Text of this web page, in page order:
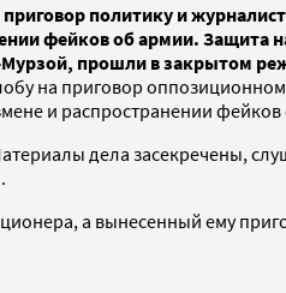
политику и
фейков об армии.
Мурзой, прошли в закрытом
на приговор
и распространении
дела засекречены,
а вынесенный ему